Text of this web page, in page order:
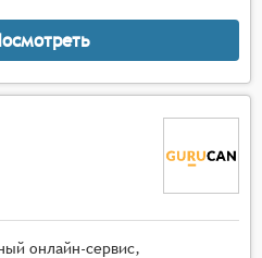
онлайн-сервис,